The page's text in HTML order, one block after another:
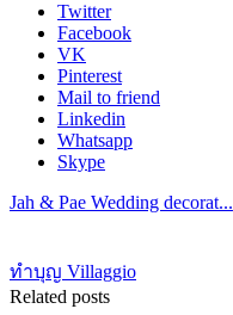
Twitter
Facebook
VK
Pinterest
Mail to friend
Linkedin
Whatsapp
Skype
Jah & Pae Wedding decorat...
ทำบุญ Villaggio
Related posts